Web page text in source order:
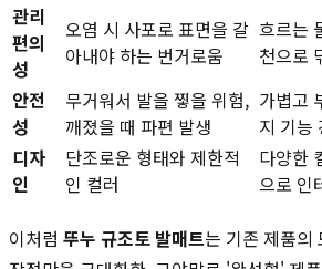
관리
편의
성
오염 시 사포로 표면을 갈
아내야 하는 번거로움
흐르는
천으로
안전
성
무거워서 발을 찧을 위험,
깨졌을 때 파편 발생
가볍고
지 기능
디자
인
단조로운 형태와 제한적
인 컬러
다양한
으로 인
이처럼 뚜누 규조토 발매트는 기존 제품의